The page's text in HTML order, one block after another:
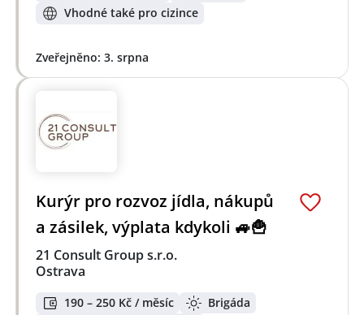
Vhodné také pro cizince
Zveřejněno: 3. srpna
Kurýr pro rozvoz jídla, nákupů
a zásilek, výplata kdykoli 🚙🍟
21 Consult Group s.r.o.
Ostrava
190 – 250 Kč / měsíc
Brigáda